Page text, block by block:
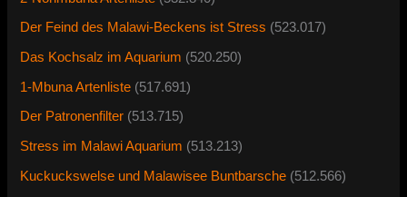
Der Feind des Malawi-Beckens ist Stress (523.017)
Das Kochsalz im Aquarium (520.250)
1-Mbuna Artenliste (517.691)
Der Patronenfilter (513.715)
Stress im Malawi Aquarium (513.213)
Kuckuckswelse und Malawisee Buntbarsche (512.566)